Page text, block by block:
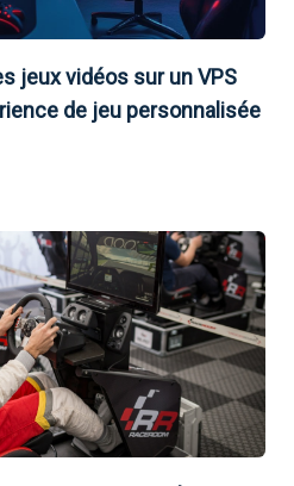
jeux vidéos sur un VPS
de jeu personnalisée